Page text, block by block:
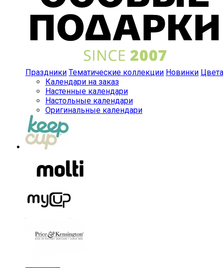
Праздники Тематические коллекции Новинки Цвета
Календари на заказ
Настенные календари
Настольные календари
Оригинальные календари